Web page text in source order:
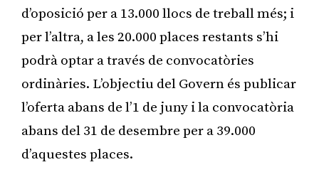
d’oposició per a 13.000 llocs de treball més; i
per l’altra, a les 20.000 places restants s’hi
podrà optar a través de convocatòries
ordinàries. L’objectiu del Govern és publicar
l’oferta abans de l’1 de juny i la convocatòria
abans del 31 de desembre per a 39.000
d’aquestes places.